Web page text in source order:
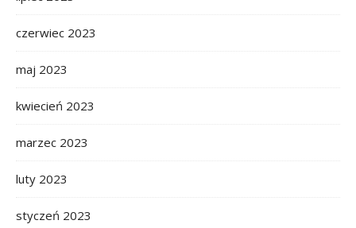
czerwiec 2023
maj 2023
kwiecień 2023
marzec 2023
luty 2023
styczeń 2023